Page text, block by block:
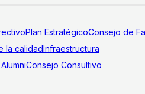
Plan EstratégicoConsejo de
la calidadInfraestructura
Consejo Consultivo